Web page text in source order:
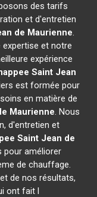
des tarifs
et d'entretien
de Maurienne.
et notre
expérience
Saint Jean
est formée pour
en matière de
Maurienne. Nous
d'entretien et
Saint Jean de
pour améliorer
de chauffage.
de nos résultats,
ont fait l